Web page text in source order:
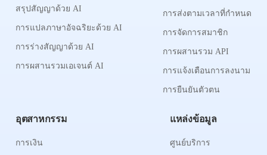
สรุปสัญญาด้วย AI
การแปลภาษาอัจฉริยะด้วย AI
การร่างสัญญาด้วย AI
การผสานรวมเอเจนต์ AI
การส่งตามเวลาที่กำหนด
การจัดการสมาชิก
การผสานรวม API
การแจ้งเตือนการลงนาม
การยืนยันตัวตน
อุตสาหกรรม
การเงิน
แหล่งข้อมูล
ศูนย์บริการ